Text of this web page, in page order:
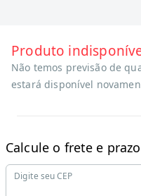
Produto
Não temos previsão de
estará disponível
Calcule o frete e prazo
Digite seu CEP